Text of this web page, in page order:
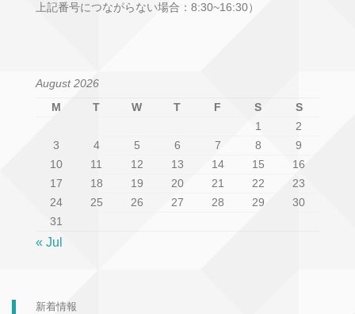
上記番号につながらない場合：8:30~16:30）
August 2026
M
T W T F S
S
1
2
3
4 5 6 7 8
9
10
11 12 13 14 15
16
17
18 19 20 21 22
23
24
25 26 27 28 29
30
31
« Jul
新着情報